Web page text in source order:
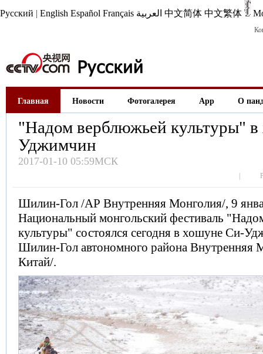
Русский | English Español Français العربية 中文简体 中文繁体
Главная Новости Фотогалерея App О
"Надом верблюжьей культуры"
Уджимчин
2017-01-10 05:59МСК
Шилин-Гол /АР Внутренняя Монголия/, 9
Национальный монгольский фестиваль
культуры" состоялся сегодня в хошуне Си-
Шилин-Гол автономного района Внутренняя
Китай/.